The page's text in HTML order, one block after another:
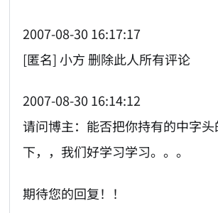
2007-08-30 16:17:17
[匿名] 小方 删除此人所有评论
2007-08-30 16:14:12
请问博主：能否把你持有的中字
下，，我们好学习学习。。。
期待您的回复！！